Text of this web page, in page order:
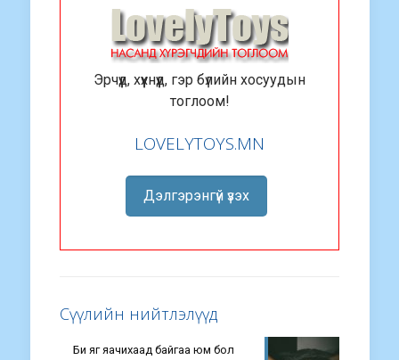
Эрчүүд, хүүхнүүд, гэр бүлийн хосуудын
тоглоом!
LOVELYTOYS.MN
Дэлгэрэнгүй үзэх
Сүүлийн нийтлэлүүд
Би яг яачихаад байгаа юм бол